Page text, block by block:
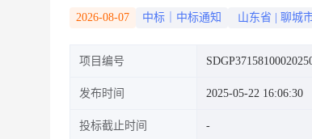
2026-08-07 中标｜中标通知 山东省 聊城
项目编号
发布时间 2025-05-22 16:06:30
投标截止时间